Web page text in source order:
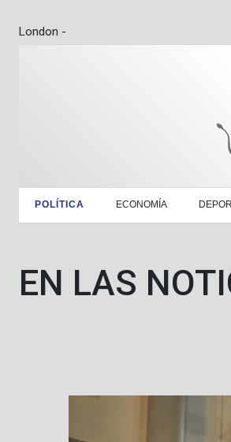
London -
POLÍTICA ECONOMÍA
EN LAS